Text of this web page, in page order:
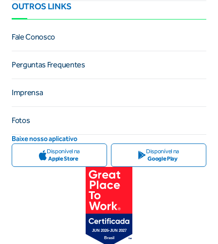
OUTROS LINKS
Fale Conosco
Perguntas Frequentes
Imprensa
Fotos
Baixe nosso aplicativo
Disponível na
Apple Store
Disponível na
Google Play